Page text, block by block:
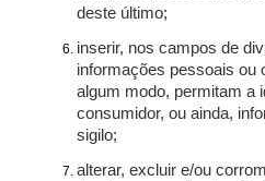
deste último;
inserir, nos campos de
informações pessoais ou
algum modo, permitam a
consumidor, ou ainda,
sigilo;
alterar, excluir e/ou